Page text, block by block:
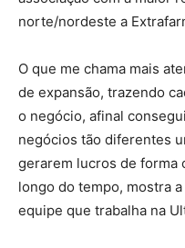
norte/nordeste a
O que me chama mais
de expansão, trazendo
o negócio, afinal
negócios tão diferentes
gerarem lucros de forma
longo do tempo, mostra
equipe que trabalha na